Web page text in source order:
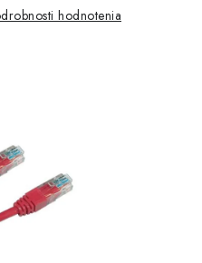
hodnotenia